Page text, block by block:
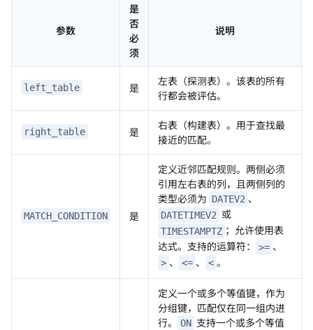
参数
是
否
必
须
说明
left_table 是
左表（探测表）。该表的所有
行都会被评估。
right_table 是
右表（构建表）。用于查找最
接近的匹配。
MATCH_CONDITION 是
定义近邻匹配规则。两侧必须
引用左右表的列，且两侧列的
类型必须为 DATEV2 、
DATETIMEV2 或
TIMESTAMPTZ ；允许使用表
达式。支持的运算符：
>= 、
> 、 <= 、 < 。
定义一个或多个等值键，作为
分组键，匹配仅在同一组内进
行。
ON 支持一个或多个等值